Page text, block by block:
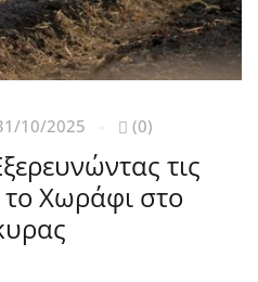
10/2025 (0)
τις
Χωράφι στο